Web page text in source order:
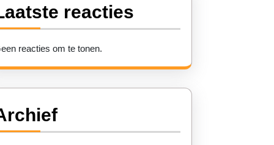
reacties
reacties om te tonen.